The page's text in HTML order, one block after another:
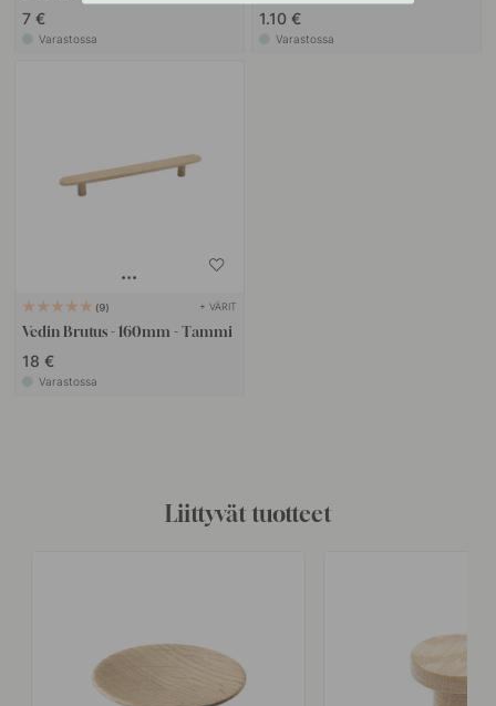
7 €
Varastossa
1.10 €
Varastossa
9 + VÄRIT
Vedin Brutus - 160mm - Tammi
18 €
Varastossa
Liittyvät tuotteet